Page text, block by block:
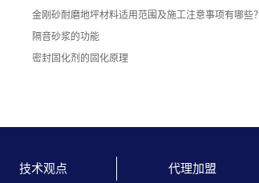
金刚砂耐磨地坪材料适用范围及施工注意事项有哪些？
隔音砂浆的功能
密封固化剂的固化原理
技术观点 代理加盟